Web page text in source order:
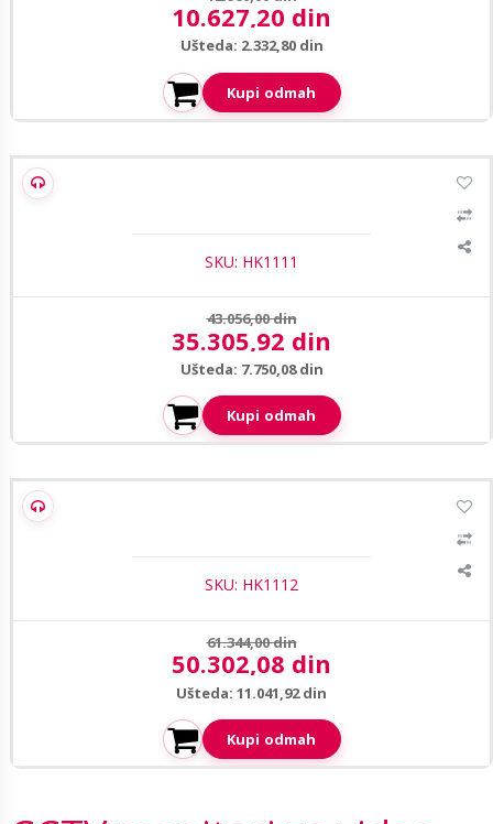
Aktuelna cena:
10.627,20 din
Ušteda: 2.332,80 din
Kupi odmah
SKU: HK1111
Prethodna cena:
43.056,00 din
Aktuelna cena:
35.305,92 din
Ušteda: 7.750,08 din
Kupi odmah
SKU: HK1112
Prethodna cena:
61.344,00 din
Aktuelna cena:
50.302,08 din
Ušteda: 11.041,92 din
Kupi odmah